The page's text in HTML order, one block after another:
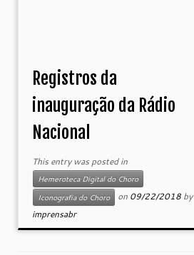
Registros da
inauguração da Rádio
Nacional
This entry was posted in
Hemeroteca Digital do Choro
Iconografia do Choro
on 09/22/2018 by
imprensabr